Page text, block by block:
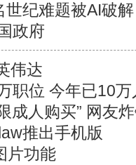
纪难题被AI破解
政府
伟达
职位 今年已10
成人购买” 网友
推出手机版
片功能